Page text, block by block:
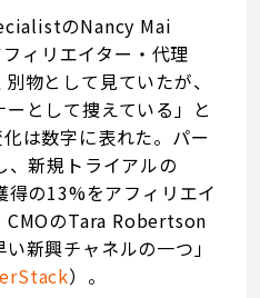
のNancy Mai
ィリエイター・代理
物として見ていたが、
として捜えている」と
は数字に表れた。パー
、新規トライアルの
の13%をアフィリエイ
CMOのTara Robertson
新興チャネルの一つ」
）。